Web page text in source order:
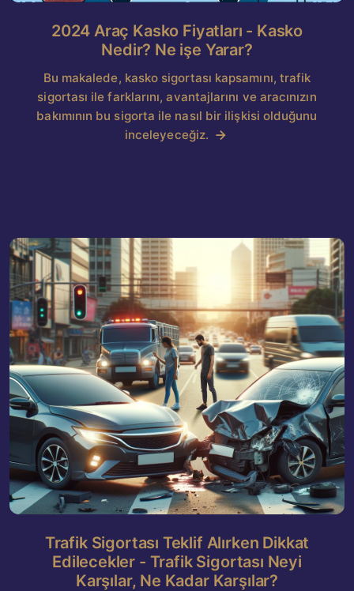
2024 Araç Kasko Fiyatları - Kasko
Nedir? Ne işe Yarar?
Bu makalede, kasko sigortası kapsamını, trafik
sigortası ile farklarını, avantajlarını ve aracınızın
bakımının bu sigorta ile nasıl bir ilişkisi olduğunu
inceleyeceğiz.
Trafik Sigortası Teklif Alırken Dikkat
Edilecekler - Trafik Sigortası Neyi
Karşılar, Ne Kadar Karşılar?